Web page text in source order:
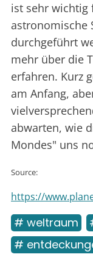
ist sehr wichtig
astronomische
durchgeführt
mehr über die
erfahren. Kurz
am Anfang,
abwarten, wie
Mondes" uns
Source:
https://
# weltraum
#